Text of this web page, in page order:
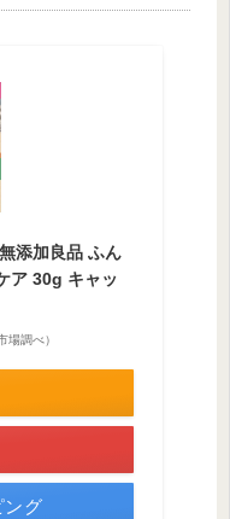
添加良品 ふん
ア 30g キャッ
場調べ）
ング